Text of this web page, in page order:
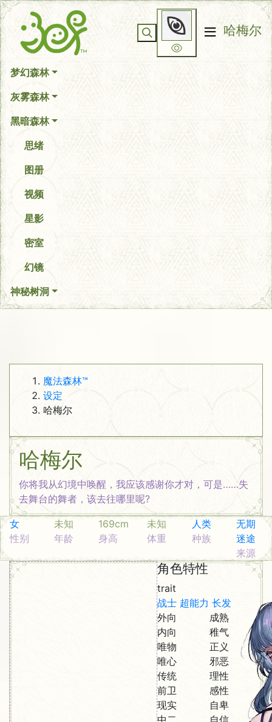
你无法看到我
哈梅尔
梦幻森林
灰雾森林
黑暗森林
思绪
图册
视频
星影
密室
幻镜
神秘树洞
魔法森林™
设定
哈梅尔
哈梅尔
你将我从幻境中唤醒，我应该感谢你才对，可是……失
去舞台的舞者，该去往哪里呢?
女
性别
未知
年龄
169cm
身高
未知
体重
人类
种族
无期
迷途
来源
角色特性
trait
战士 超能力 长发
外向
内向
成熟
稚气
唯物
唯心
正义
邪恶
传统
前卫
理性
感性
现实
中二
自卑
自信